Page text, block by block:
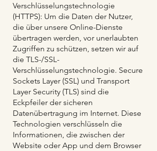
Verschlüsselungstechnologie
(HTTPS): Um die Daten der Nutzer,
die über unsere Online-Dienste
übertragen werden, vor unerlaubten
Zugriffen zu schützen, setzen wir auf
die TLS-/SSL-
Verschlüsselungstechnologie. Secure
Sockets Layer (SSL) und Transport
Layer Security (TLS) sind die
Eckpfeiler der sicheren
Datenübertragung im Internet. Diese
Technologien verschlüsseln die
Informationen, die zwischen der
Website oder App und dem Browser